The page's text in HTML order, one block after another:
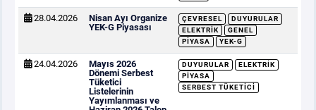
28.04.2026
Nisan Ayı Organize
YEK-G Piyasası
ÇEVRESEL
DUYURULAR
ELEKTRIK
GENEL
PIYASA
YEK-G
24.04.2026
Mayıs 2026
Dönemi Serbest
Tüketici
Listelerinin
Yayımlanması ve
DUYURULAR
ELEKTRIK
PIYASA
SERBEST TÜKETICI